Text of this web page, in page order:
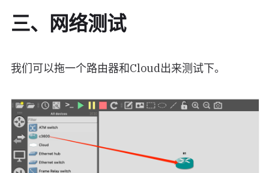
三、网络测试
我们可以拖一个路由器和Cloud出来测试下。